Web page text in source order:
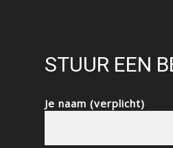
STUUR EEN
Je naam (verplicht)